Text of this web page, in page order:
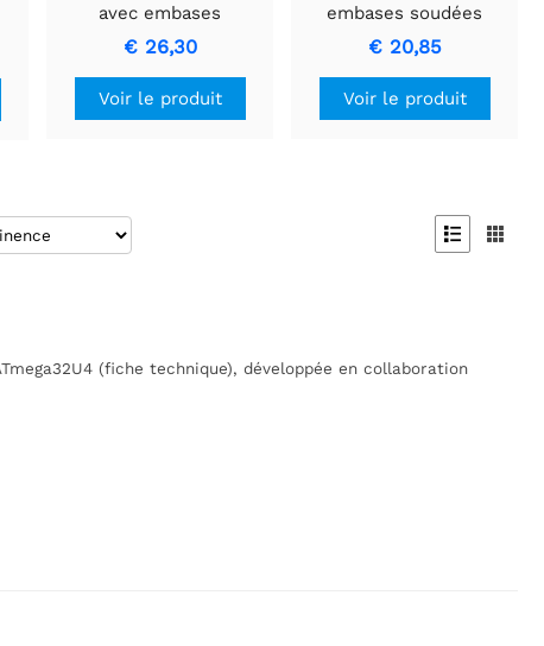
avec embases
€ 26,30
Voir le produit
embases soudées
€ 20,85
Voir le produit
 
(fiche technique), développée en collaboration